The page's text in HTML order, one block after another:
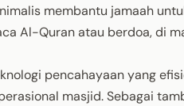
membantu jamaah
Al-Quran atau berdoa, di
pencahayaan yang
masjid. Sebagai